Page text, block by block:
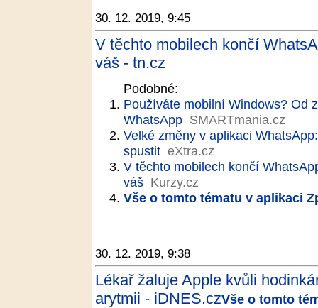
30. 12. 2019, 9:45
V těchto mobilech končí
váš - tn.cz
Podobné:
Používáte mobilní Windows? Od
WhatsApp SMARTmania.cz
Velké změny v aplikaci
spustit eXtra.cz
V těchto mobilech končí
váš Kurzy.cz
Vše o tomto tématu v aplikaci
30. 12. 2019, 9:38
Lékař žaluje Apple kvůli
arytmii - iDNES.czVše o tomto